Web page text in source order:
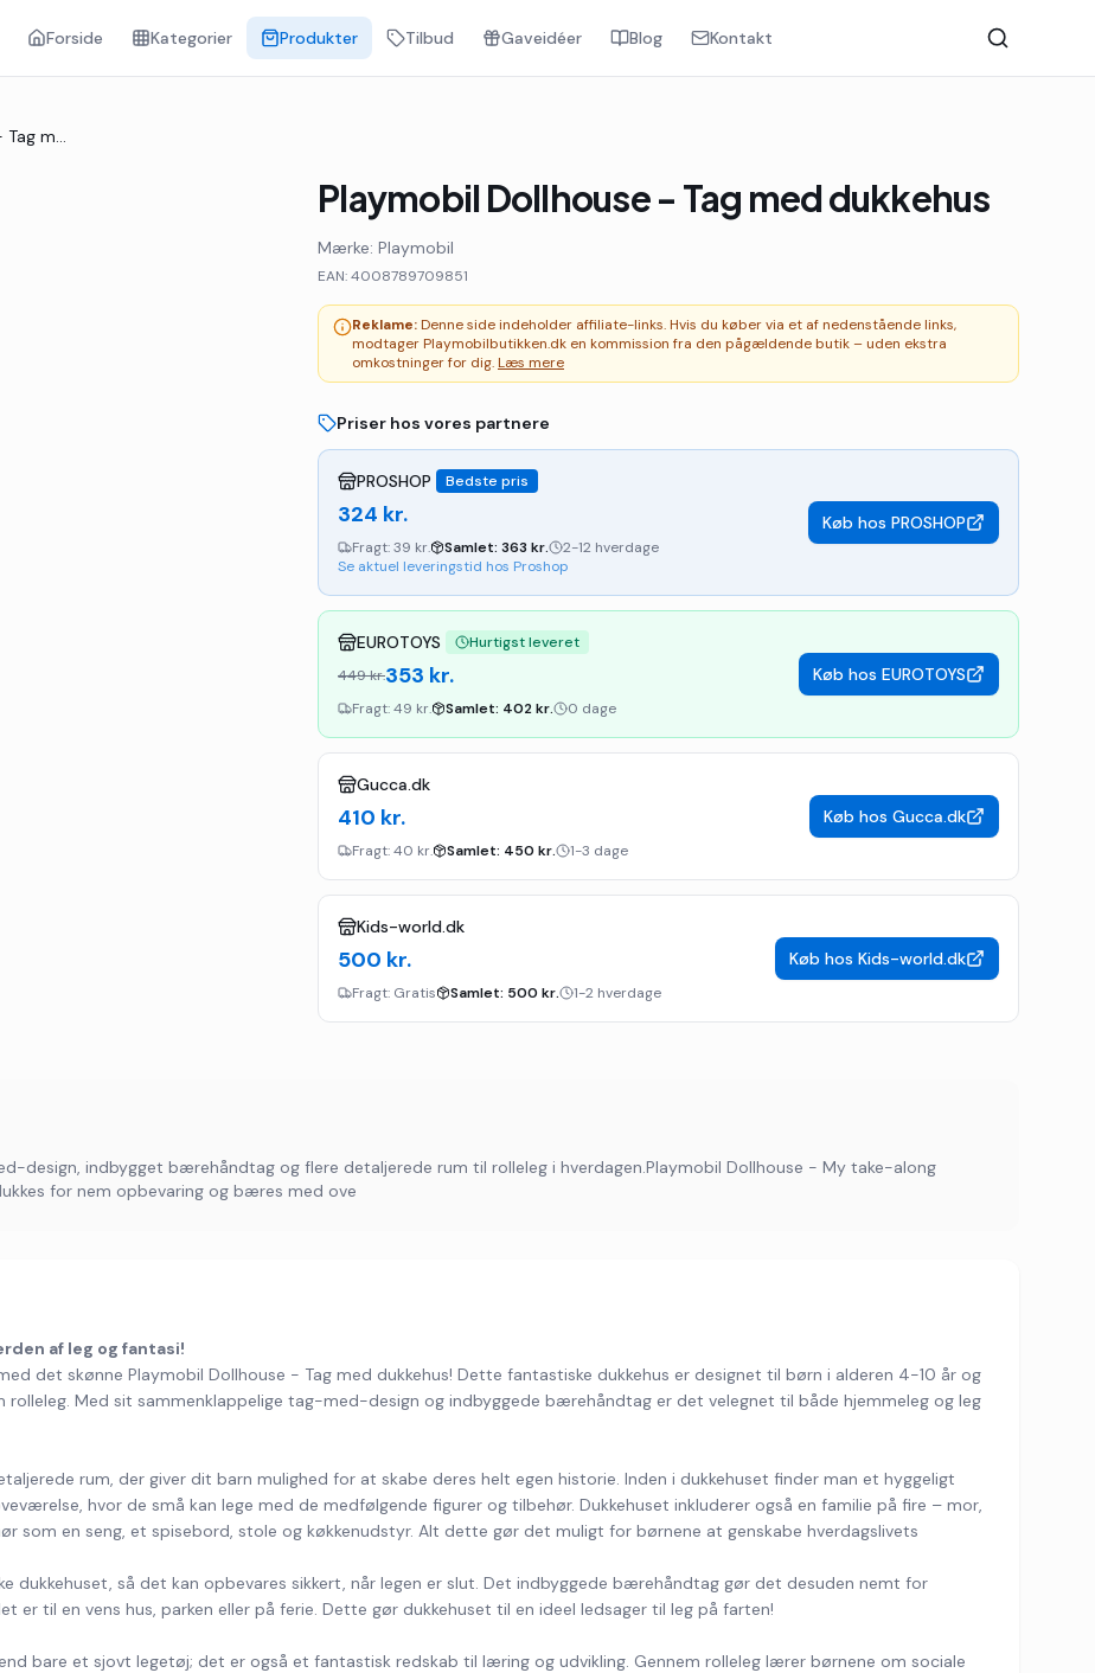
Forside Kategorier Produkter Tilbud Gaveidéer Blog Kontakt
Playmobil Dollhouse - Tag med dukkehus
Playmobil Dollhouse - Tag med dukkehus
Mærke: Playmobil
EAN:4008789709851
Reklame:Denne side indeholder affiliate-links. Hvis du køber via et af nedenstående links,
modtager Playmobilbutikken.dk en kommission fra den pågældende butik – uden ekstra
omkostninger for dig.Læs mere
Priser hos vores partnere
PROSHOP Bedste pris
324 kr.
Fragt:39 kr. Samlet: 363 kr.
2-12 hverdage
Se aktuel leveringstid hos Proshop
Køb hos PROSHOP
EUROTOYS
Hurtigst leveret
449kr.353 kr.
Fragt:49 kr. Samlet: 402kr. 0 dage
Køb hos EUROTOYS
Gucca.dk
410 kr.
Fragt:40 kr. Samlet: 450 kr. 1-3 dage
Køb hos Gucca.dk
Kids-world.dk
500 kr.
Fragt: Gratis Samlet: 500 kr. 1-2 hverdage
Køb hos Kids-world.dk
design, indbygget bærehåndtag og flere detaljerede rum til rolleleg i hverdagen.Playmobil Dollhouse - My take-along
for nem opbevaring og bæres med ove
af leg og fantasi!
det skønne Playmobil Dollhouse - Tag med dukkehus! Dette fantastiske dukkehus er designet til børn i alderen 4-10 år og
Med sit sammenklappelige tag-med-design og indbyggede bærehåndtag er det velegnet til både hjemmeleg og leg
rum, der giver dit barn mulighed for at skabe deres helt egen historie. Inden i dukkehuset finder man et hyggeligt
hvor de små kan lege med de medfølgende figurer og tilbehør. Dukkehuset inkluderer også en familie på fire – mor,
som en seng, et spisebord, stole og køkkenudstyr. Alt dette gør det muligt for børnene at genskabe hverdagslivets
dukkehuset, så det kan opbevares sikkert, når legen er slut. Det indbyggede bærehåndtag gør det desuden nemt for
er til en vens hus, parken eller på ferie. Dette gør dukkehuset til en ideel ledsager til leg på farten!
bare et sjovt legetøj; det er også et fantastisk redskab til læring og udvikling. Gennem rolleleg lærer børnene om sociale